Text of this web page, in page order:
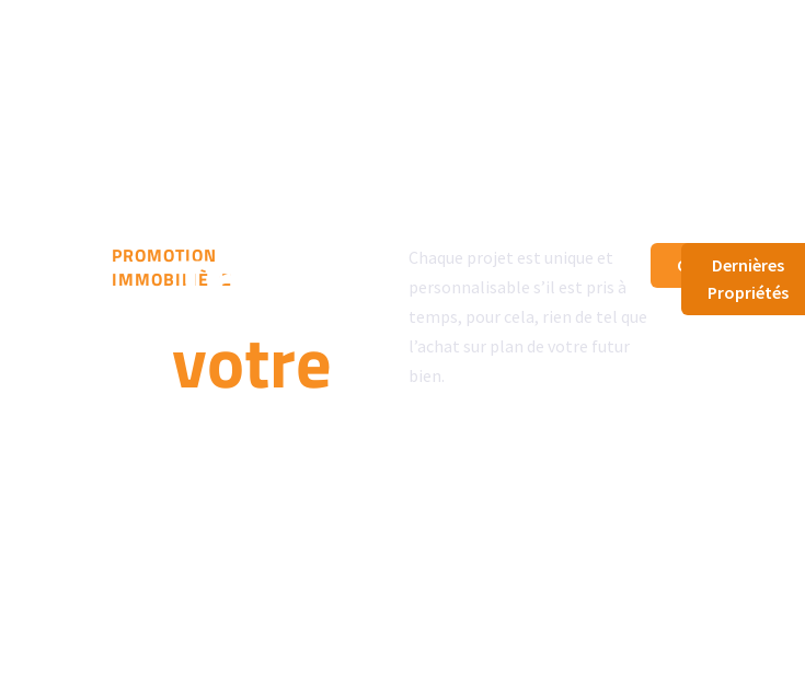
PROMOTION
IMMOBILIÈRETrouvez
votre
Chaque projet est unique et
personnalisable s’il est pris à
temps, pour cela, rien de tel que
l’achat sur plan de votre futur
bien.
ContactDernières
Propriétés